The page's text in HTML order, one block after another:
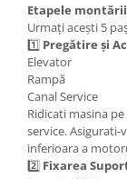
Covorase auto Jeep
Covorase auto Kia
Covorase auto
Covorase auto
Covorase auto
Covorase auto
Covorase auto
Etapele
Urmați acești 5
1️⃣ Pregătire și
Elevator
Rampă
Canal Service
Ridicati masina
service. Asigurati-
inferioara a
2️⃣ Fixarea